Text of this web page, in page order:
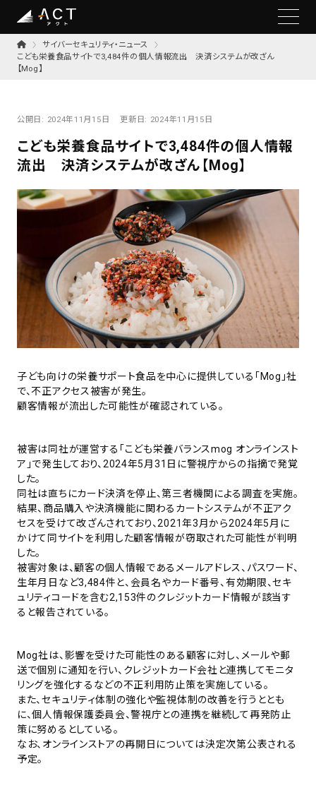
サイバーセキュリティ・ニュース
こども栄養食品サイトで3,484件の個人情報流出 決済システムが改ざん
【Mog】
公開日: 2024年11月15日 更新日: 2024年11月15日
こども栄養食品サイトで3,484件の個人情報
流出 決済システムが改ざん【Mog】
子ども向けの栄養サポート食品を中心に提供している「Mog」社
で、不正アクセス被害が発生。
顧客情報が流出した可能性が確認されている。
被害は同社が運営する「こども栄養バランスmog オンラインスト
ア」で発生しており、2024年5月31日に警視庁からの指摘で発覚
した。
同社は直ちにカード決済を停止、第三者機関による調査を実施。
結果、商品購入や決済機能に関わるカートシステムが不正アク
セスを受けて改ざんされており、2021年3月から2024年5月に
かけて同サイトを利用した顧客情報が窃取された可能性が判明
した。
被害対象は、顧客の個人情報であるメールアドレス、パスワード、
生年月日など3,484件と、会員名やカード番号、有効期限、セキ
ュリティコードを含む2,153件のクレジットカード情報が該当す
ると報告されている。
Mog社は、影響を受けた可能性のある顧客に対し、メールや郵
送で個別に通知を行い、クレジットカード会社と連携してモニタ
リングを強化するなどの不正利用防止策を実施している。
また、セキュリティ体制の強化や監視体制の改善を行うととも
に、個人情報保護委員会、警視庁との連携を継続して再発防止
策に努めるとしている。
なお、オンラインストアの再開日については決定次第公表される
予定。